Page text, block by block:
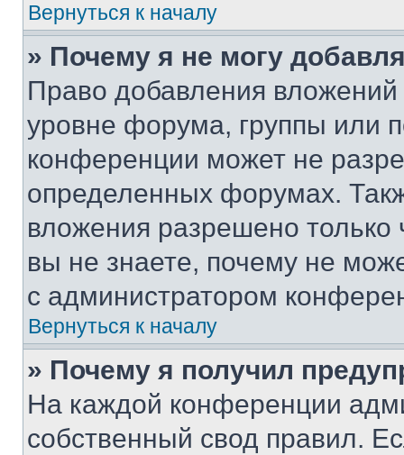
Вернуться к началу
» Почему я не могу
Право добавления
уровне форума, группы или
конференции может не
определенных форумах.
вложения разрешено
вы не знаете, почему не
с администратором
Вернуться к началу
» Почему я получил
На каждой конференции
собственный свод правил.